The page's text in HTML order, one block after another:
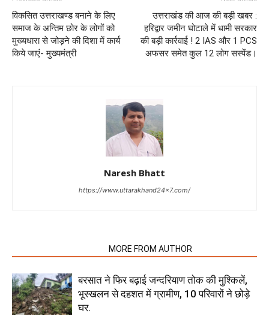
विकसित उत्तराखण्ड बनाने के लिए
समाज के अन्तिम छोर के लोगों को
मुख्यधारा से जोड़ने की दिशा में कार्य
किये जाएं- मुख्यमंत्री
उत्तराखंड की आज की बड़ी खबर :
हरिद्वार जमीन घोटाले में धामी सरकार
की बड़ी कार्रवाई ! 2 IAS और 1 PCS
अफसर समेत कुल 12 लोग सस्पेंड।
Naresh Bhatt
https://www.uttarakhand24x7.com/
MORE FROM AUTHOR
बरसात ने फिर बढ़ाई जन्दरियाण तोक की मुश्किलें,
भूस्खलन से दहशत में ग्रामीण, 10 परिवारों ने छोड़े
घर.